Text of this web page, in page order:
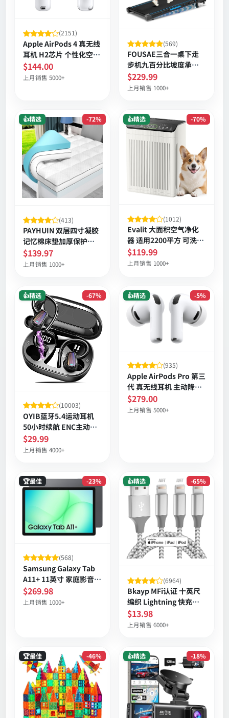
(2151)
Apple AirPods 4 真无线
耳机 H2芯片 个性化空间
音频 防尘防汗 长续航
$144.00
上月销售 5000+
(569)
FOUSAE三合一桌下走
步机九百分比坡度承重
三百三十磅六点二英里
时速
$229.99
上月销售 1000+
-72%
👍精选
(413)
PAYHUIN 双层四寸凝胶
记忆棉床垫加厚保护垫
深度包角防滑护脊透气
$139.97
上月销售 1000+
-70%
👍精选
(1012)
Evalit 大面积空气净化
器 适用2200平方 可洗预
滤 香薰PM2.5显示
$119.99
上月销售 1000+
-67%
👍精选
(10003)
OYIB蓝牙5.4运动耳机
50小时续航 ENC主动降
噪 IP7防水耳挂式
$29.99
上月销售 4000+
-5%
👍精选
(935)
Apple AirPods Pro 第三
代 真无线耳机 主动降噪
心率感应 空间音频 个性
化音效 长续航
$279.00
上月销售 5000+
-23%
🏆最佳
(568)
Samsung Galaxy Tab
A11+ 11英寸 家庭影音大
屏平板 四扬声器 Dolby
环绕音效 长续航 便携设
$269.98
上月销售 1000+
-65%
👍精选
(6964)
Bkayp MFi认证 十英尺
编织 Lightning 快充数
据线 三条装 抗缠绕 高速
同步 兼容多款iPhone
$13.98
上月销售 6000+
-46%
🏆最佳 -18%
👍精选